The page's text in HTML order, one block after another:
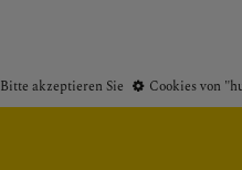
Bitte akzeptieren Sie
Cookies von